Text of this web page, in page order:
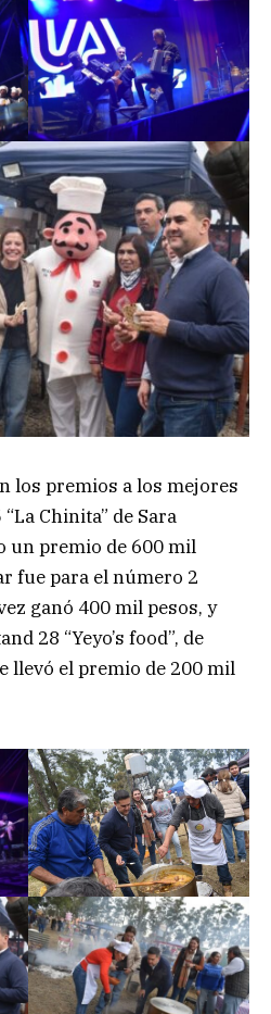
los premios a los mejores
Chinita” de Sara
un premio de 600 mil
fue para el número 2
ganó 400 mil pesos, y
28 “Yeyo’s food”, de
llevó el premio de 200 mil